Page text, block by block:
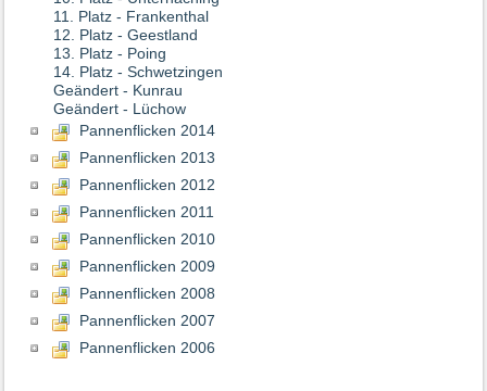
11. Platz - Frankenthal
12. Platz - Geestland
13. Platz - Poing
14. Platz - Schwetzingen
Geändert - Kunrau
Geändert - Lüchow
Pannenflicken 2014
Pannenflicken 2013
Pannenflicken 2012
Pannenflicken 2011
Pannenflicken 2010
Pannenflicken 2009
Pannenflicken 2008
Pannenflicken 2007
Pannenflicken 2006